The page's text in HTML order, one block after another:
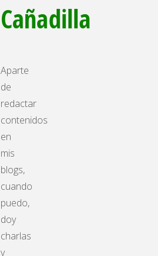
Cañadilla
Aparte
de
redactar
contenidos
en
mis
blogs,
cuando
puedo,
doy
charlas
y